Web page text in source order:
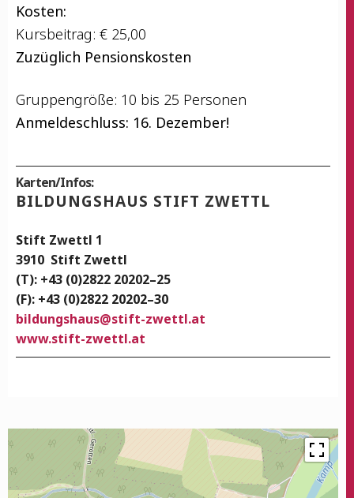
Kos­ten:
Kurs­bei­trag: € 25,00
Zuzüg­lich Pensionskosten
Grup­pen­grö­ße: 10 bis 25 Personen
Anmel­de­schluss: 16. Dezember!
Karten/Infos:
BIL­DUNGS­HAUS STIFT ZWETTL
Stift Zwettl 1
3910 Stift Zwettl
(T): +43 (0)2822 20202–25
(F): +43 (0)2822 20202–30
bildungshaus@stift-zwettl.at
www.stift-zwettl.at